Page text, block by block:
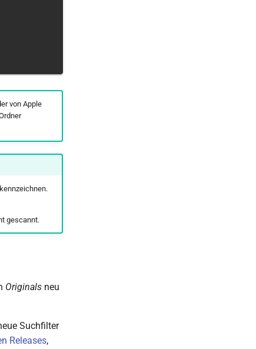
von Apple
gescannt.
Originals neu
Suchfilter
Releases,